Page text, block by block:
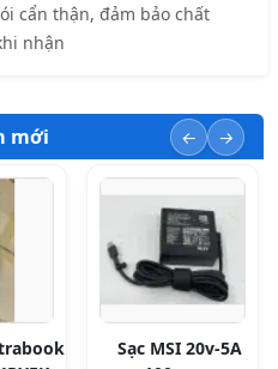
cẩn thận, đảm bảo chất
nhận
mới
Sạc MSI 20v-5A